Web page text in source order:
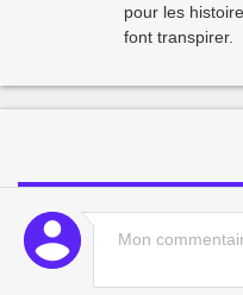
pour les
font transpirer.